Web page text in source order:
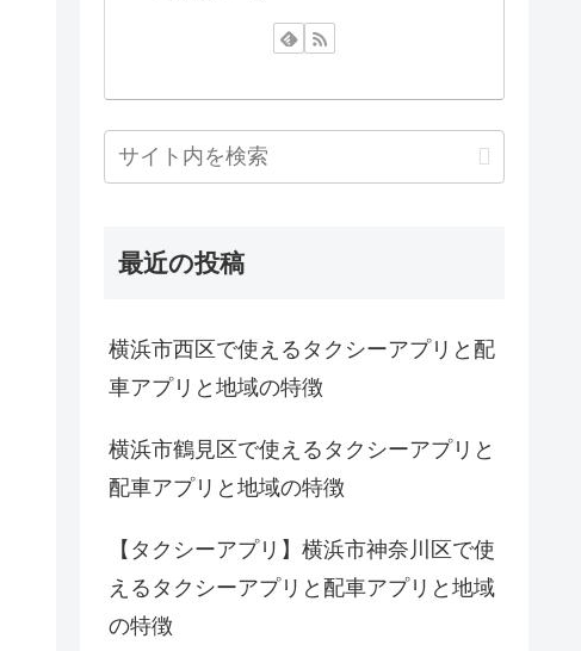
最近の投稿
横浜市西区で使えるタクシーアプリと配
車アプリと地域の特徴
横浜市鶴見区で使えるタクシーアプリと
配車アプリと地域の特徴
【タクシーアプリ】横浜市神奈川区で使
えるタクシーアプリと配車アプリと地域
の特徴